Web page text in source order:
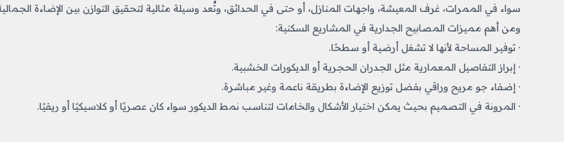
سواء في الممرات، غرف المعيشة، واجهات المنازل، أو حتى في الحدائق، وتُعد وسيلة مثالية لتحقيق التوازن بين الإضاءة
ومن أهم مميزات المصابيح الجدارية في المشاريع السكنية:
· توفير المساحة لأنها لا تشغل أرضية أو سطحًا.
· إبراز التفاصيل المعمارية مثل الجدران الحجرية أو الديكورات الخشبية.
· إضفاء جو مريح وراقي بفضل توزيع الإضاءة بطريقة ناعمة وغير مباشرة.
· المرونة في التصميم بحيث يمكن اختيار الأشكال والخامات لتناسب نمط الديكور سواء كان عصريًا أو كلاسيكيًا أو ريفيًا.